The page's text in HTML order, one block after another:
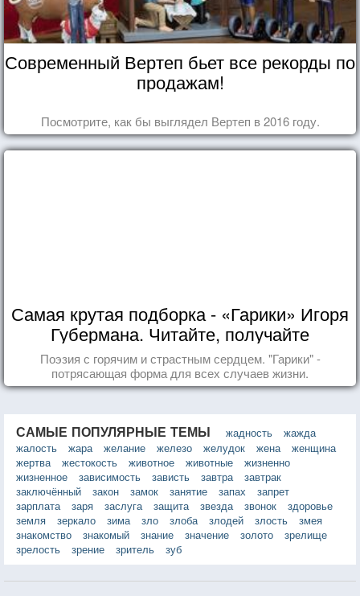
Современный Вертеп бьет все рекорды по
продажам!
Посмотрите, как бы выглядел Вертеп в 2016 году.
Самая крутая подборка - «Гарики» Игоря
Губермана. Читайте, получайте
удовольствие!
Поэзия с горячим и страстным сердцем. "Гарики" -
потрясающая форма для всех случаев жизни.
САМЫЕ ПОПУЛЯРНЫЕ ТЕМЫ жадность
жажда
жалость
жара желание железо желудок жена
женщина
жертва
жестокость животное животные
жизненно
жизненное
зависимость зависть завтра
завтрак
заключённый
закон замок занятие запах
запрет
зарплата
заря заслуга защита звезда звонок
здоровье
земля
зеркало зима зло злоба злодей злость
змея
знакомство
знакомый знание значение золото
зрелище
зрелость
зрение зритель зуб